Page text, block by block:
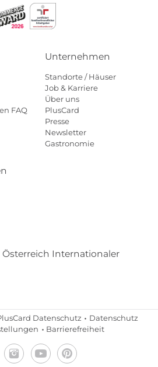
FAQ
Unternehmen
Standorte / Häuser
Job & Karriere
Über uns
PlusCard
Presse
Newsletter
Gastronomie
Österreich Internationaler
Datenschutz
Datenschutz
Barrierefreiheit